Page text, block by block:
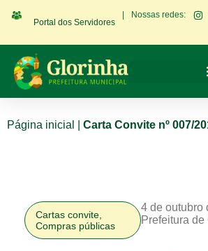
Portal dos Servidores
Nossas redes:
Página inicial Carta Convite nº 007/
Cartas convite
Compras públicas
4 de outubro
Prefeitura de